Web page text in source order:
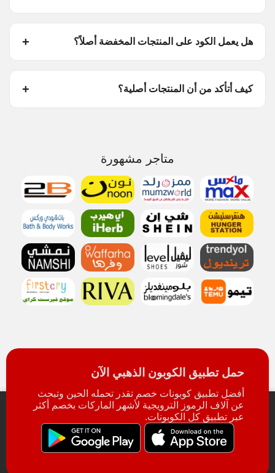
هل يعمل الكود على المنتجات المخفضة أصلاً؟
كيف أتأكد من أن المنتجات أصلية؟
متاجر مشهورة
حمل تطبيق الكوبون الذهبي الآن
أفضل تطبيق كوبونات خصم تقدر تحمله الحين وتبحث
عن آلاف الرموز الترويجية لأشهر الماركات بخصم أكثر
عبر تطبيق كل الكوبونات.